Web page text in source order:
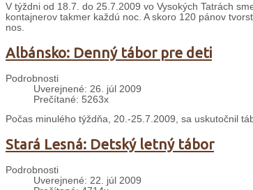
V týždni od 18.7. do 25.7.2009 vo Vysokých Tatrách
kontajnerov takmer každú noc. A skoro 120 pánov
nos.
Albánsko: Denný tábor pre deti
Podrobnosti
Uverejnené: 26. júl 2009
Prečítané: 5263x
Počas minulého týždňa, 20.-25.7.2009, sa uskutočnil
Stará Lesná: Detský letný tábor
Podrobnosti
Uverejnené: 22. júl 2009